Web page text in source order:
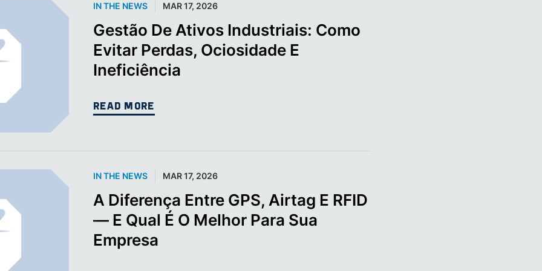
IN THE NEWS MAR 17, 2026
Gestão De Ativos Industriais: Como
Evitar Perdas, Ociosidade E
Ineficiência
READ MORE
IN THE NEWS MAR 17, 2026
A Diferença Entre GPS, Airtag E RFID
— E Qual É O Melhor Para Sua
Empresa